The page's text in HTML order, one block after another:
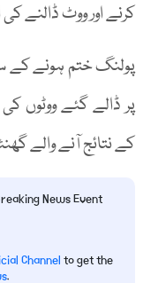
کرنے اور ووٹ ڈالنے
پر ڈالے گئے ووٹوں
کے نتائج آنے والے
News Event
Channelto get the